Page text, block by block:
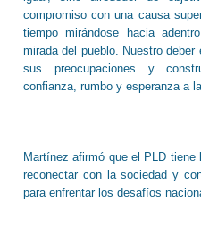
compromiso con una causa
tiempo mirándose hacia
mirada del pueblo. Nuestro
sus preocupaciones y
confianza, rumbo y esperanza a
Martínez afirmó que el PLD
reconectar con la sociedad y
para enfrentar los desafíos